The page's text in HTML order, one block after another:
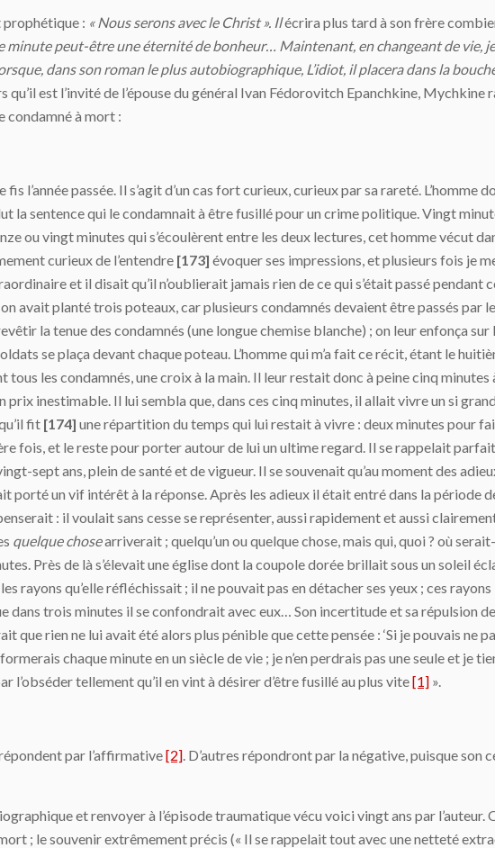
: « Nous serons avec le Christ ». Ilécrira plus tard à son frère
minute peut-être une éternité de bonheur… Maintenant, en changeant de vie,
dans son roman le plus autobiographique, L’idiot, il placera dans la
est l’invité de l’épouse du général Ivan Fédorovitch Epanchkine, Mychkine
condamné à mort :
l’année passée. Il s’agit d’un cas fort curieux, curieux par sa rareté. L’homme
la sentence qui le condamnait à être fusillé pour un crime politique. Vingt
ou vingt minutes qui s’écoulèrent entre les deux lectures, cet homme vécut
curieux de l’entendre [173] évoquer ses impressions, et plusieurs fois je
et il disait qu’il n’oublierait jamais rien de ce qui s’était passé pendant
avait planté trois poteaux, car plusieurs condamnés devaient être passés par
la tenue des condamnés (une longue chemise blanche) ; on leur enfonça sur
se plaça devant chaque poteau. L’homme qui m’a fait ce récit, étant le
les condamnés, une croix à la main. Il leur restait donc à peine cinq minutes
prix inestimable. Il lui sembla que, dans ces cinq minutes, il allait vivre un si
fit [174] une répartition du temps qui lui restait à vivre : deux minutes pour
fois, et le reste pour porter autour de lui un ultime regard. Il se rappelait
sept ans, plein de santé et de vigueur. Il se souvenait qu’au moment des
porté un vif intérêt à la réponse. Après les adieux il était entré dans la période
: il voulait sans cesse se représenter, aussi rapidement et aussi
quelque chosearriverait ; quelqu’un ou quelque chose, mais qui, quoi ? où
Près de là s’élevait une église dont la coupole dorée brillait sous un soleil
les rayons qu’elle réfléchissait ; il ne pouvait pas en détacher ses yeux ; ces
dans trois minutes il se confondrait avec eux… Son incertitude et sa répulsion
rien ne lui avait été alors plus pénible que cette pensée : ‘Si je pouvais ne
chaque minute en un siècle de vie ; je n’en perdrais pas une seule et je
l’obséder tellement qu’il en vint à désirer d’être fusillé au plus vite[1] ».
par l’affirmative[2]. D’autres répondront par la négative, puisque son
et renvoyer à l’épisode traumatique vécu voici vingt ans par l’auteur.
; le souvenir extrêmement précis (« Il se rappelait tout avec une netteté